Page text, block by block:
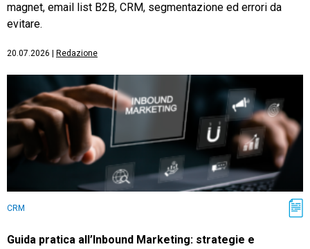
magnet, email list B2B, CRM, segmentazione ed errori da
evitare.
20.07.2026 Redazione
CRM
Guida pratica all’Inbound Marketing: strategie e